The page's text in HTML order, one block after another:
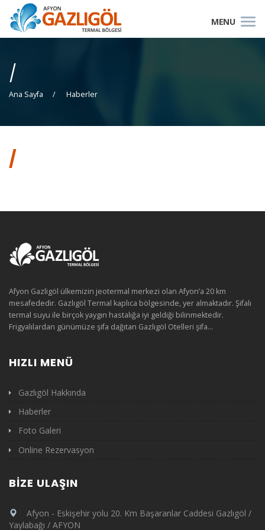
/
Ana Sayfa Haberler
/
Afyon Gazligöl ülkemizin jeotermal merkezi olan Afyon’a 20 km
mesafededir. Gazlıgöl Termal kaplıca bölgesinde, yer almaktadır. Şifalı
termal suyu ile birçok yaygın hastalığa iyi geldiği bilinmektedir.
Frigyalılardan günümüze şifa dağıtan Gazlıgöl Otelleri şifa...
HIZLI MENÜ
Gazlıgöl Hakkında
Haberler
Foto Galeri
Online Rezervasyon
BIZE ULAŞIN
Afyon - Eskişehir yolu 20. Km Başaranlar Caddesi Gazlıgöl /
Yaylabağı / AFYON